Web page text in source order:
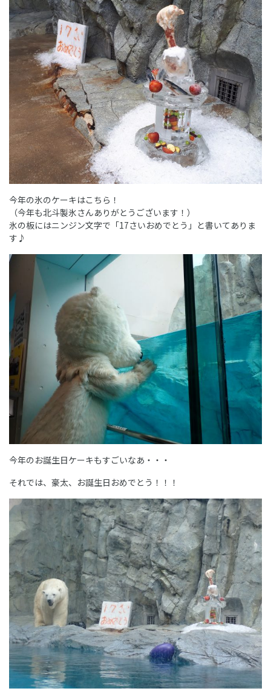
今年の氷のケーキはこちら！
（今年も北斗製氷さんありがとうございます！）
氷の板にはニンジン文字で「17さいおめでとう」と書いてありま
す♪
今年のお誕生日ケーキもすごいなあ・・・
それでは、豪太、お誕生日おめでとう！！！